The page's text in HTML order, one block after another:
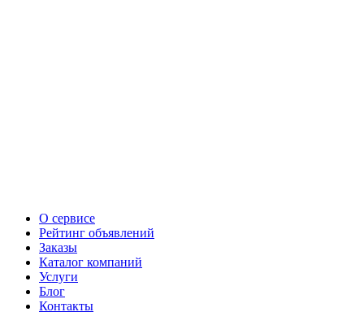
О сервисе
Рейтинг объявлений
Заказы
Каталог компаний
Услуги
Блог
Контакты